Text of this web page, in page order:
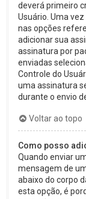
deverá primeiro
Usuário. Uma
nas opções
adicionar sua
assinatura por
enviadas
Controle do
uma assinatura
durante o envio
Voltar ao topo
Como posso
Quando enviar
mensagem de
abaixo do corpo
esta opção, é